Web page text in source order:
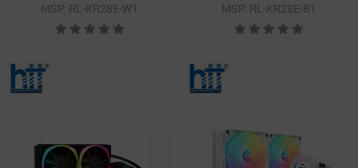
ở Tại Đây
Mọi chi tiết xin vui lòng liên hệ:
Địa chỉ : 406/55 Cộng Hòa, Phường 13, Tân Bình,
MSP: RL-KR28E-W1 MSP: RL-KR28E-B1